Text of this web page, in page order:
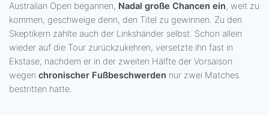
Australian Open begannen, Nadal große Chancen ein, weit zu
kommen, geschweige denn, den Titel zu gewinnen. Zu den
Skeptikern zählte auch der Linkshänder selbst. Schon allein
wieder auf die Tour zurückzukehren, versetzte ihn fast in
Ekstase, nachdem er in der zweiten Hälfte der Vorsaison
wegen chronischer Fußbeschwerden nur zwei Matches
bestritten hatte.